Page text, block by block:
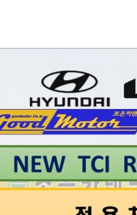
수입차 정비상담
● 국산차 정비상담
고래
토우카페에서 알게되서 가입했 습니다.^^
그냥가지고 있네요! 쇼바, 활대세트(전